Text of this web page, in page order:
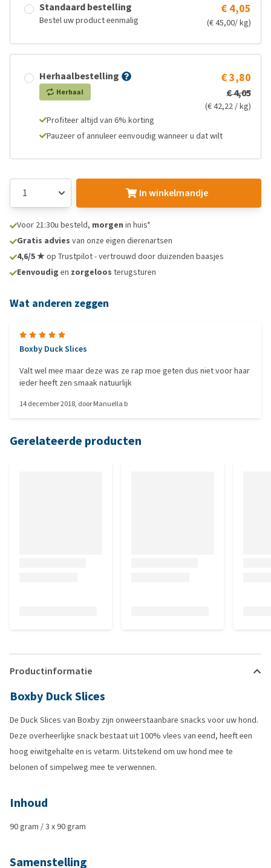
Standaard bestelling
Bestel uw product eenmalig
€ 4,05
(€ 45,00/ kg)
Herhaalbestelling
Herhaal
€ 3,80
€ 4,05
(€ 42,22 / kg)
Profiteer altijd van 6% korting
Pauzeer of annuleer eenvoudig wanneer u dat wilt
In winkelmandje
Voor 21:30u besteld, morgen in huis*
Gratis advies van onze eigen dierenartsen
4,6/5 ★op Trustpilot - vertrouwd door duizenden baasjes
Eenvoudig en zorgeloos terugsturen
Wat anderen zeggen
Boxby Duck Slices
Valt wel mee maar deze was ze rap moe geten dus niet voor haar
ieder heeft zen smaak natuurlijk
14 december 2018, doorManuella b
Gerelateerde producten
Productinformatie
Boxby Duck Slices
De Duck Slices van Boxby zijn onweerstaanbare snacks voor uw hond.
Deze overheerlijke snack bestaat uit 100% vlees van eend, heeft een
hoog eiwitgehalte en is vetarm. Uitstekend om uw hond mee te
belonen of simpelweg mee te verwennen.
Inhoud
90 gram / 3 x 90 gram
Samenstelling